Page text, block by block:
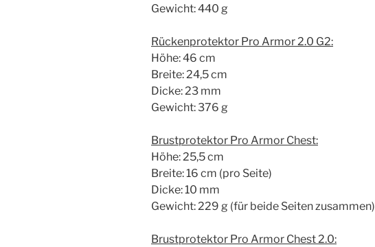
Gewicht: 440 g
Rückenprotektor Pro Armor 2.0 G2:
Höhe: 46 cm
Breite: 24,5 cm
Dicke: 23 mm
Gewicht: 376 g
Brustprotektor Pro Armor Chest:
Höhe: 25,5 cm
Breite: 16 cm (pro Seite)
Dicke: 10 mm
Gewicht: 229 g (für beide Seiten zusammen)
Brustprotektor Pro Armor Chest 2.0: